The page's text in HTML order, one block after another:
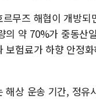
무즈 해협이 개방
의 약 70%가 중동산
보험료가 하향 안정
해상 운송 기간, 정